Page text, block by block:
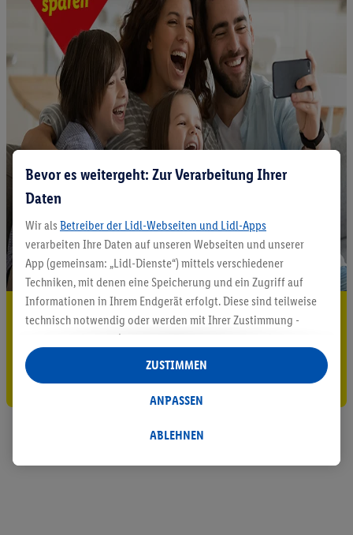
5.95 € Versand sparen³²ᵃ
Bevor es weitergeht: Zur Verarbeitung Ihrer
Daten
Wir als Betreiber der Lidl-Webseiten und Lidl-Apps
verarbeiten Ihre Daten auf unseren Webseiten und unserer
App (gemeinsam: „Lidl-Dienste“) mittels verschiedener
Techniken, mit denen eine Speicherung und ein Zugriff auf
Informationen in Ihrem Endgerät erfolgt. Diese sind teilweise
technisch notwendig oder werden mit Ihrer Zustimmung -
auch durch Partner (u.a.
Verantwortliche; im Zusammenhang mit dem IAB TCF
insgesamt
Statistik-Erstellung oder für personalisierte Werbung
Datenverarbeitungen für personalisierte Werbung werden
ABLEHNEN
ANPASSEN
ZUSTIMMEN